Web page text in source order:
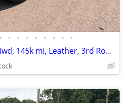
• • • • • • • • •
2006 Jeep Commander 4wd, 145k mi, Leather, 3rd Row Seat, Credit Cards